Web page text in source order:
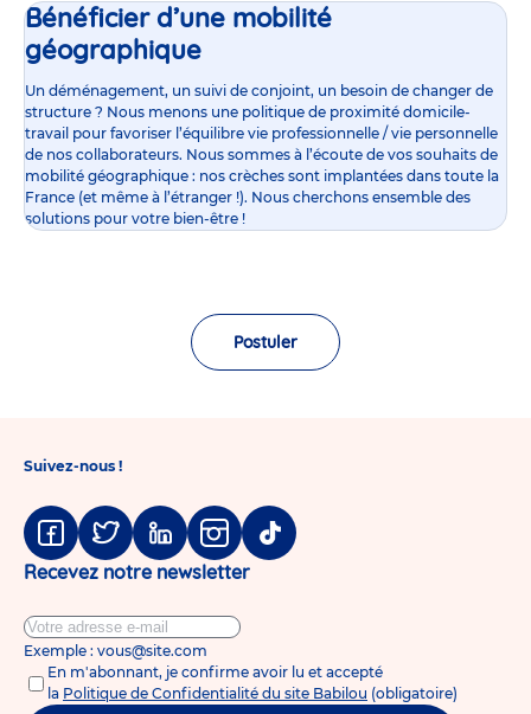
Bénéficier d’une mobilité
géographique
Un déménagement, un suivi de conjoint, un besoin de changer de
structure ? Nous menons une politique de proximité domicile-
travail pour favoriser l’équilibre vie professionnelle / vie personnelle
de nos collaborateurs. Nous sommes à l’écoute de vos souhaits de
mobilité géographique : nos crèches sont implantées dans toute la
France (et même à l’étranger !). Nous cherchons ensemble des
solutions pour votre bien-être !
Postuler
Suivez-nous !
Facebook
TwitterLinkedinInstagram
Tiktok
Recevez notre newsletter
Exemple : vous@site.com
En m'abonnant, je confirme avoir lu et accepté
la Politique de Confidentialité du site Babilou (obligatoire)